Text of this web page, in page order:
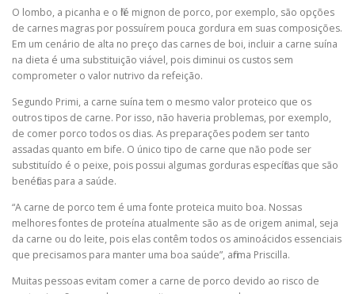
O lombo, a picanha e o filé mignon de porco, por exemplo, são opções
de carnes magras por possuírem pouca gordura em suas composições.
Em um cenário de alta no preço das carnes de boi, incluir a carne suína
na dieta é uma substituição viável, pois diminui os custos sem
comprometer o valor nutrivo da refeição.
Segundo Primi, a carne suína tem o mesmo valor proteico que os
outros tipos de carne. Por isso, não haveria problemas, por exemplo,
de comer porco todos os dias. As preparações podem ser tanto
assadas quanto em bife. O único tipo de carne que não pode ser
substituído é o peixe, pois possui algumas gorduras específicas que são
benéficas para a saúde.
“A carne de porco tem é uma fonte proteica muito boa. Nossas
melhores fontes de proteína atualmente são as de origem animal, seja
da carne ou do leite, pois elas contêm todos os aminoácidos essenciais
que precisamos para manter uma boa saúde”, afirma Priscilla.
Muitas pessoas evitam comer a carne de porco devido ao risco de